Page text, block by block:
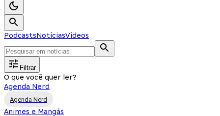
PodcastsNotíciasVídeos
Filtrar
O que você quer ler?
Agenda Nerd
Agenda Nerd
Animes e Mangás